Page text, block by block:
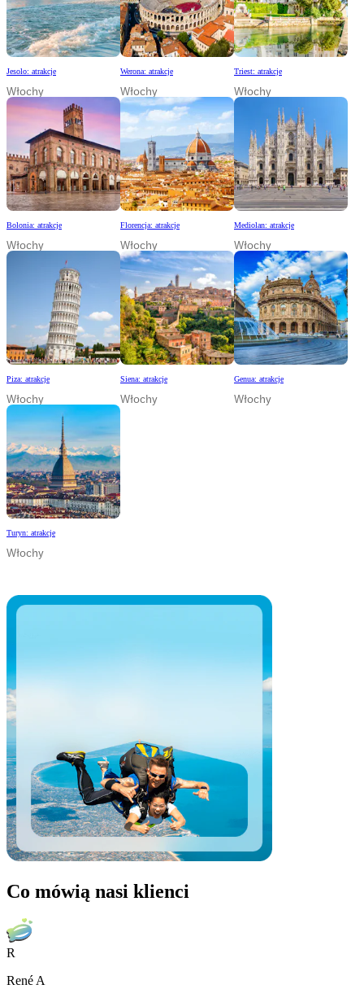
Jesolo: atrakcje
Włochy
Werona: atrakcje
Włochy
Triest: atrakcje
Włochy
Bolonia: atrakcje
Włochy
Florencja: atrakcje
Włochy
Mediolan: atrakcje
Włochy
Piza: atrakcje
Włochy
Siena: atrakcje
Włochy
Genua: atrakcje
Włochy
Turyn: atrakcje
Włochy
Co mówią nasi klienci
R
René A